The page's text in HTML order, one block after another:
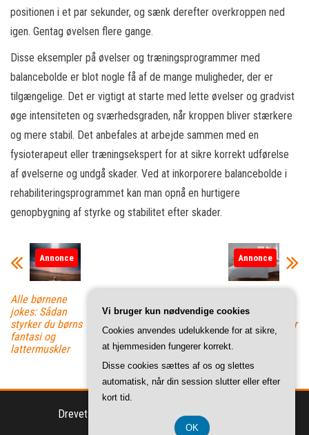
positionen i et par sekunder, og sænk derefter overkroppen ned
igen. Gentag øvelsen flere gange.
Disse eksempler på øvelser og træningsprogrammer med
balancebolde er blot nogle få af de mange muligheder, der er
tilgængelige. Det er vigtigt at starte med lette øvelser og gradvist
øge intensiteten og sværhedsgraden, når kroppen bliver stærkere
og mere stabil. Det anbefales at arbejde sammen med en
fysioterapeut eller træningsekspert for at sikre korrekt udførelse
af øvelserne og undgå skader. Ved at inkorporere balancebolde i
rehabiliteringsprogrammet kan man opnå en hurtigere
genopbygning af styrke og stabilitet efter skader.
Annonce
Alle børnene
jokes: Sådan
styrker du børns
fantasi og
lattermuskler
Annonce
en god
juniormadras for
dit barns
søvnkvalitet og
udvikling
Drevet af Tema:Envo Magazine
Vi bruger kun nødvendige cookies
Cookies anvendes udelukkende for at sikre,
at hjemmesiden fungerer korrekt.
Disse cookies sættes af os og slettes
automatisk, når din session slutter eller efter
kort tid.
OK